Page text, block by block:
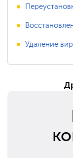
Удаление